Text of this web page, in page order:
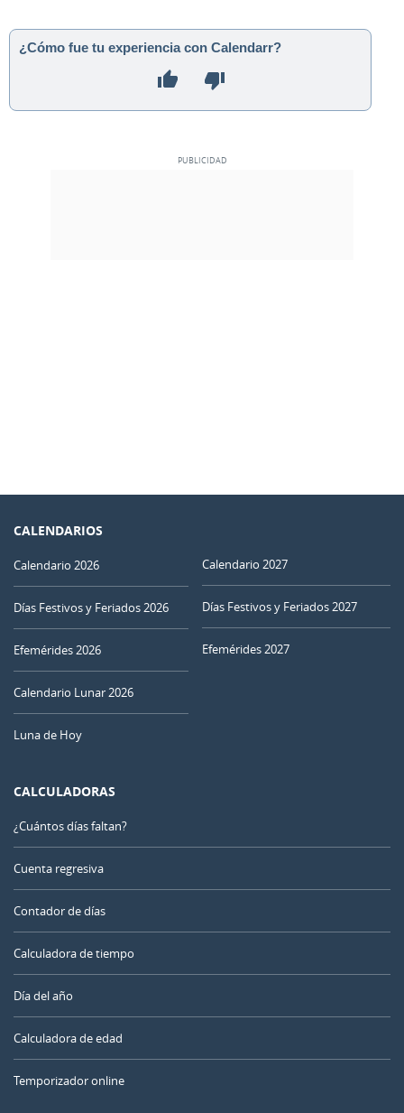
¿Cómo fue tu experiencia con Calendarr?
CALENDARIOS
Calendario 2026
Días Festivos y Feriados 2026
Efemérides 2026
Calendario Lunar 2026
Luna de Hoy
Calendario 2027
Días Festivos y Feriados 2027
Efemérides 2027
CALCULADORAS
¿Cuántos días faltan?
Cuenta regresiva
Contador de días
Calculadora de tiempo
Día del año
Calculadora de edad
Temporizador online